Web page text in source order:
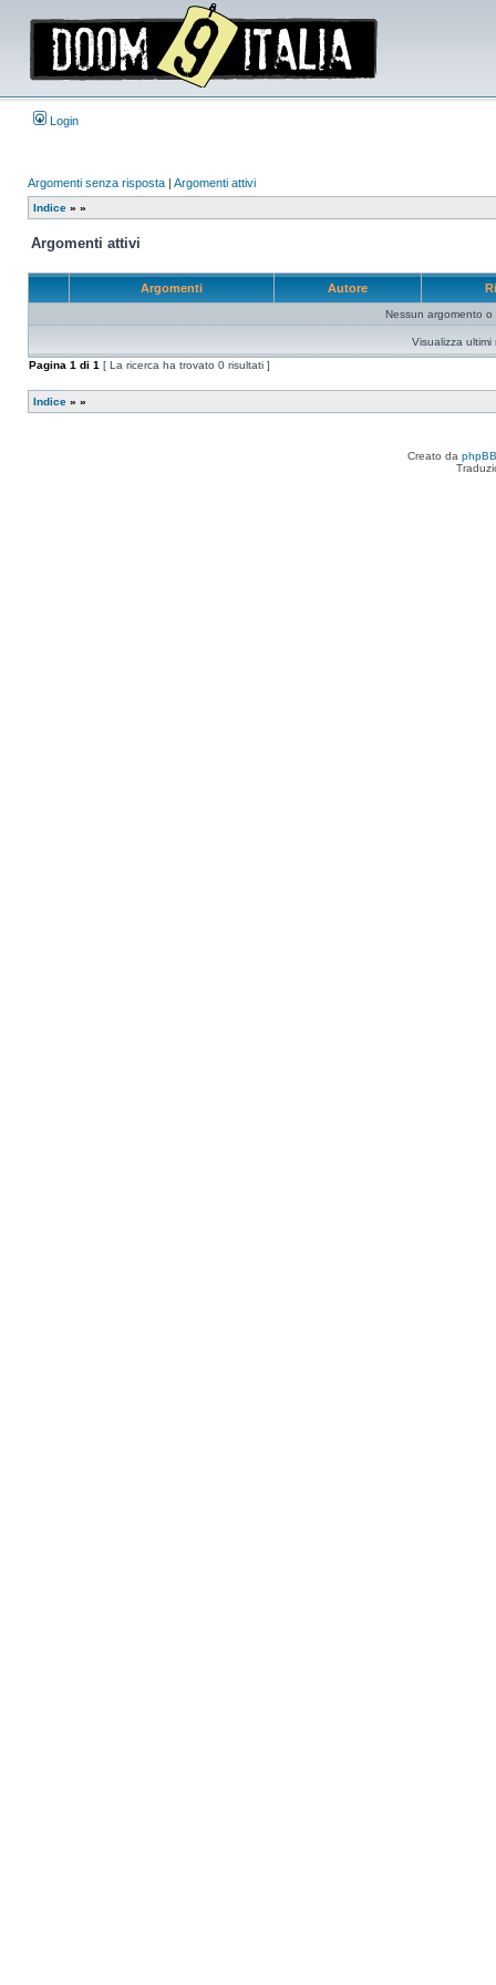
Login
Argomenti senza risposta | Argomenti attivi
Indice » »
Argomenti attivi
Argomenti Autore
Nessun argomento o
Visualizza ultimi
Pagina 1 di 1 [ La ricerca ha trovato 0 risultati ]
Indice » »
Creato da phpBB